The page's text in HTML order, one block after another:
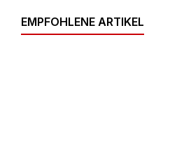
EMPFOHLENE ARTIKEL